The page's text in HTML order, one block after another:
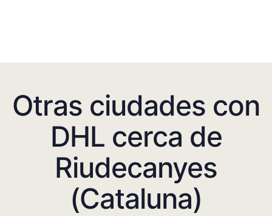
Otras ciudades con
DHL cerca de
Riudecanyes
(Cataluna)